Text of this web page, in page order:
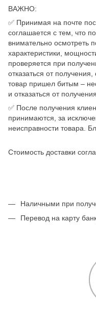
ВАЖНО:
✅ Принимая на почте
соглашается с тем, что
внимательно осмотреть
характеристики,
проверяется при
отказаться от
товар пришел битым –
и отказаться от
✅ После получения
принимаются, за
неисправности товара.
Стоимость доставки
Наличными при
Перевод на карту